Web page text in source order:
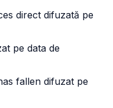
direct difuzată pe
pe data de
fallen difuzat pe